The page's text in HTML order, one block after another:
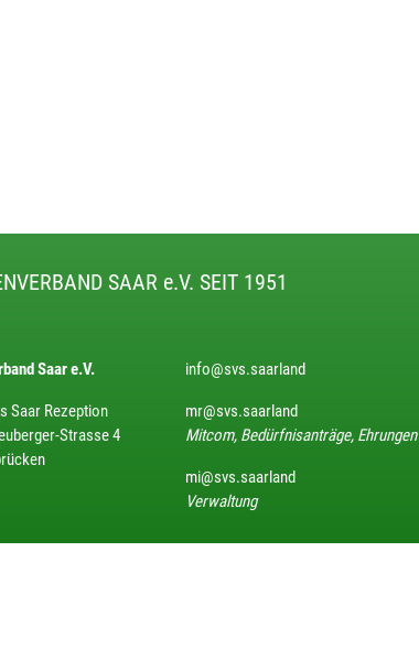
SAAR e.V. SEIT 1951
Saar e.V.
Saar Rezeption
Strasse 4
info@svs.saarland
mr@svs.saarland
Mitcom, Bedürfnisanträge, Ehrungen
mi@svs.saarland
Verwaltung